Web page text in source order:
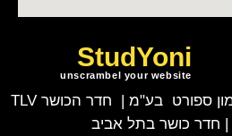
StudYoni
unscrambel your website
© כל הזכויות שמורות להמון ספורט בע"מ | חדר הכושר TLV